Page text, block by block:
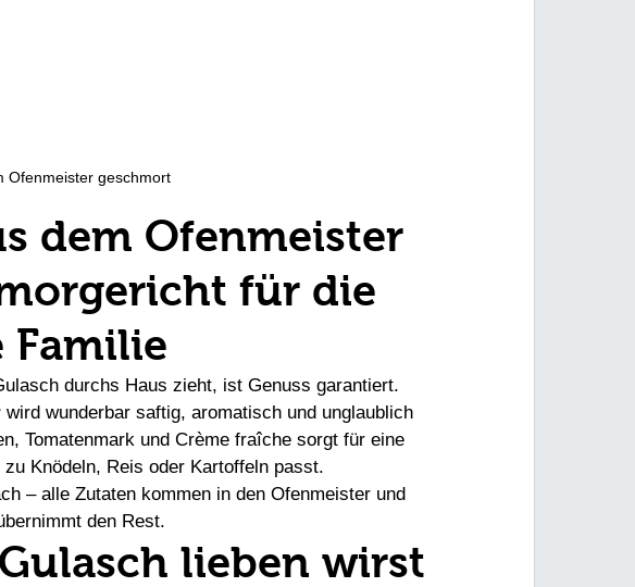
Ofenmeister geschmort
dem Ofenmeister
für die
Familie
durchs Haus zieht, ist Genuss garantiert.
wird wunderbar saftig, aromatisch und unglaublich
Tomatenmark und Crème fraîche sorgt für eine
Knödeln, Reis oder Kartoffeln passt.
– alle Zutaten kommen in den Ofenmeister und
den Rest.
lieben wirst